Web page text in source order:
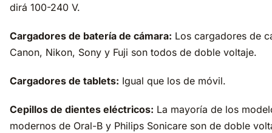
dirá 100-240 V.
Cargadores de batería de cámara: Los cargadores de
Canon, Nikon, Sony y Fuji son todos de doble voltaje.
Cargadores de tablets: Igual que los de móvil.
Cepillos de dientes eléctricos: La mayoría de los
modernos de Oral-B y Philips Sonicare son de doble